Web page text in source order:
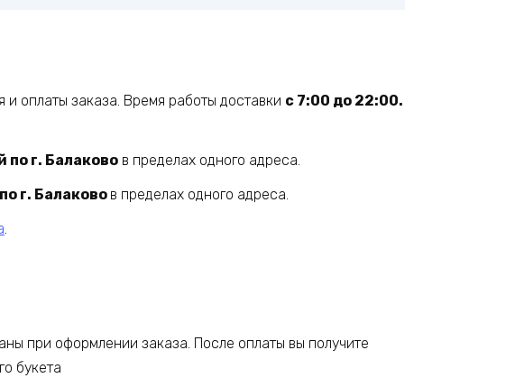
и оплаты заказа. Время работы доставки с 7:00 до 22:00.
по г. Балаково в пределах одного адреса.
г. Балаково в пределах одного адреса.
.
при оформлении заказа. После оплаты вы получите
букета